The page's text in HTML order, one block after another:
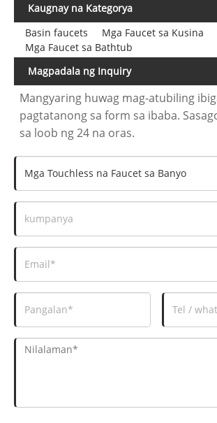
Kaugnay na Kategorya
Basin faucets
Mga Faucet sa Kusina
Mga Faucet sa Bathtub
Magpadala ng Inquiry
Mangyaring huwag mag-atubiling
pagtatanong sa form sa ibaba.
sa loob ng 24 na oras.